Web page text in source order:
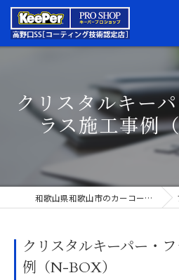
クリスタルキー
ラス施工事例
和歌山県和歌山市のカーコーティングならキーパープロショップ高野口SS
クリスタルキーパー・
例（N-BOX）